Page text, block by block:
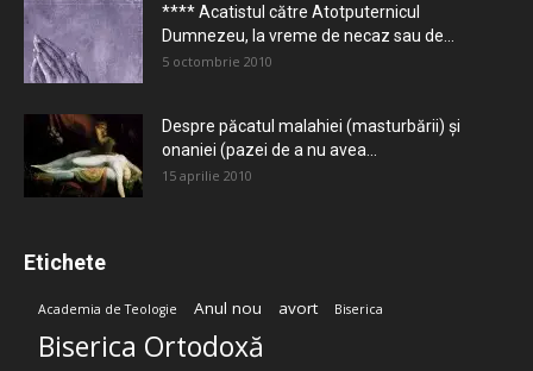
**** Acatistul către Atotputernicul
Dumnezeu, la vreme de necaz sau de...
5 octombrie 2010
Despre păcatul malahiei (masturbării) şi
onaniei (pazei de a nu avea...
15 aprilie 2010
Etichete
Academia de Teologie Anul nou avort Biserica
Biserica Ortodoxă